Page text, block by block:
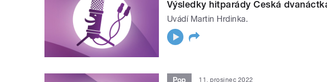
Výsledky hitparády Česká
Uvádí Martin Hrdinka.
Pop 11. prosinec 2022